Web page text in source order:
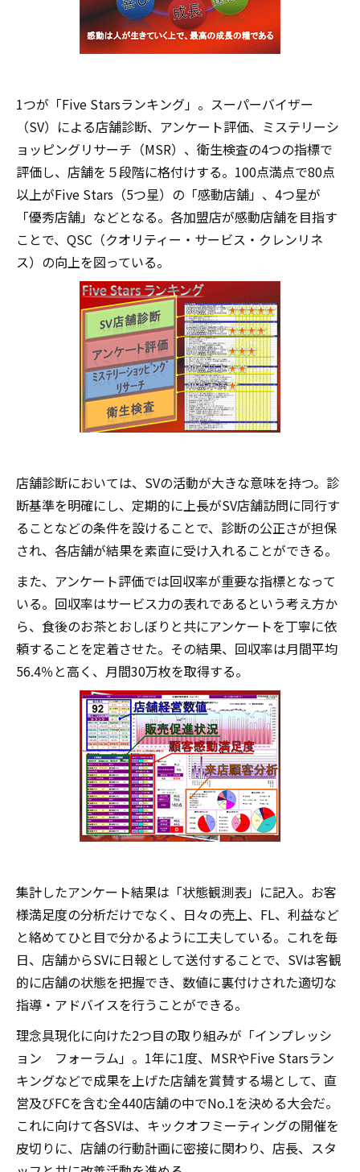
1つが「Five Starsランキング」。スーパーバイザー
（SV）による店舗診断、アンケート評価、ミステリーシ
ョッピングリサーチ（MSR）、衛生検査の4つの指標で
評価し、店舗を５段階に格付けする。100点満点で80点
以上がFive Stars（5つ星）の「感動店舗」、4つ星が
「優秀店舗」などとなる。各加盟店が感動店舗を目指す
ことで、QSC（クオリティー・サービス・クレンリネ
ス）の向上を図っている。
店舗診断においては、SVの活動が大きな意味を持つ。診
断基準を明確にし、定期的に上長がSV店舗訪問に同行す
ることなどの条件を設けることで、診断の公正さが担保
され、各店舗が結果を素直に受け入れることができる。
また、アンケート評価では回収率が重要な指標となって
いる。回収率はサービス力の表れであるという考え方か
ら、食後のお茶とおしぼりと共にアンケートを丁寧に依
頼することを定着させた。その結果、回収率は月間平均
56.4％と高く、月間30万枚を取得する。
集計したアンケート結果は「状態観測表」に記入。お客
様満足度の分析だけでなく、日々の売上、FL、利益など
と絡めてひと目で分かるように工夫している。これを毎
日、店舗からSVに日報として送付することで、SVは客観
的に店舗の状態を把握でき、数値に裏付けされた適切な
指導・アドバイスを行うことができる。
理念具現化に向けた2つ目の取り組みが「インプレッシ
ョン フォーラム」。1年に1度、MSRやFive Starsラン
キングなどで成果を上げた店舗を賞賛する場として、直
営及びFCを含む全440店舗の中でNo.1を決める大会だ。
これに向けて各SVは、キックオフミーティングの開催を
皮切りに、店舗の行動計画に密接に関わり、店長、スタ